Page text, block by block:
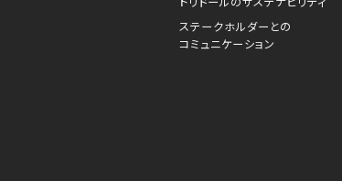
ステークホルダーとの
コミュニケーション